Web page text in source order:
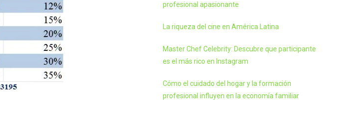
profesional apasionante
La riqueza del cine en América Latina
Master Chef Celebrity: Descubre que participante
es el más rico en Instagram
Cómo el cuidado del hogar y la formación
profesional influyen en la economía familiar